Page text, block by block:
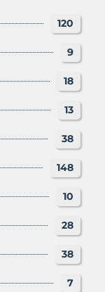
120
9
18
13
38
148
10
28
38
7